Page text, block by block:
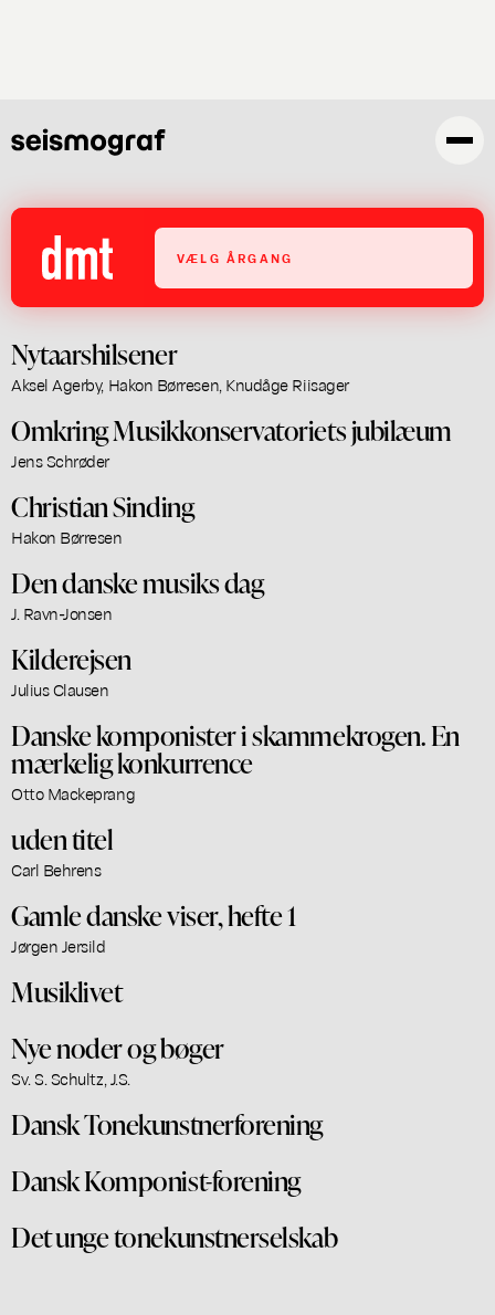
VÆLG ÅRGANG
Nytaarshilsener
Aksel Agerby, Hakon Børresen, Knudåge Riisager
Omkring Musikkonservatoriets jubilæum
Jens Schrøder
Christian Sinding
Hakon Børresen
Den danske musiks dag
J. Ravn-Jonsen
Kilderejsen
Julius Clausen
Danske komponister i skammekrogen. En
mærkelig konkurrence
Otto Mackeprang
uden titel
Carl Behrens
Gamle danske viser, hefte 1
Jørgen Jersild
Musiklivet
Nye noder og bøger
Sv. S. Schultz, J.S.
Dansk Tonekunstnerforening
Dansk Komponist-forening
Det unge tonekunstnerselskab